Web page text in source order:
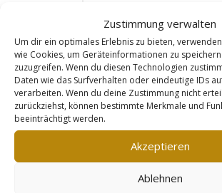
Zustimmung verwalten
Um dir ein optimales Erlebnis zu bieten,
wie Cookies, um Geräteinformationen zu
zuzugreifen. Wenn du diesen Technologien
Daten wie das Surfverhalten oder eindeutige IDs
verarbeiten. Wenn du deine Zustimmung nicht
zurückziehst, können bestimmte Merkmale und
beeinträchtigt werden.
Akzeptieren
Ablehnen
Webseite erstellt, die
darstellt und bei
super gefunden
bekomme jetzt
Anfragen von
genau nach den
suchen, die ich im